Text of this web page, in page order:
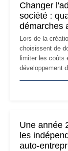
Changer
société :
démarches
Lors de la
choisissent de
limiter les coûts
développement
professionnels,
Une année
les
auto-